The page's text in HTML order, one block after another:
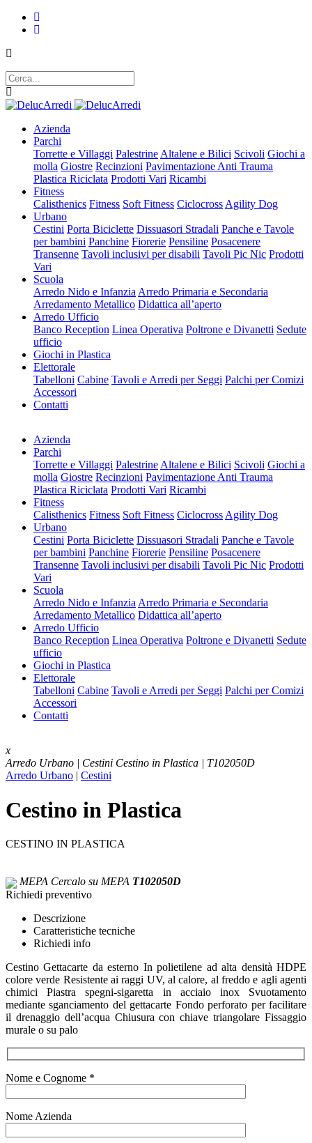
Azienda
Parchi
Torrette e Villaggi Palestrine Altalene e Bilici Scivoli Giochi a
molla Giostre Recinzioni Pavimentazione Anti Trauma
Plastica Riciclata Prodotti Vari Ricambi
Fitness
Calisthenics Fitness Soft Fitness Ciclocross Agility Dog
Urbano
Cestini Porta Biciclette Dissuasori Stradali Panche e Tavole
per bambini Panchine Fiorerie Pensiline Posacenere
Transenne Tavoli inclusivi per disabili Tavoli Pic Nic Prodotti
Vari
Scuola
Arredo Nido e Infanzia Arredo Primaria e Secondaria
Arredamento Metallico Didattica all’aperto
Arredo Ufficio
Banco Reception Linea Operativa Poltrone e Divanetti Sedute
ufficio
Giochi in Plastica
Elettorale
Tabelloni Cabine Tavoli e Arredi per Seggi Palchi per Comizi
Accessori
Contatti
Azienda
Parchi
Torrette e Villaggi Palestrine Altalene e Bilici Scivoli Giochi a
molla Giostre Recinzioni Pavimentazione Anti Trauma
Plastica Riciclata Prodotti Vari Ricambi
Fitness
Calisthenics Fitness Soft Fitness Ciclocross Agility Dog
Urbano
Cestini Porta Biciclette Dissuasori Stradali Panche e Tavole
per bambini Panchine Fiorerie Pensiline Posacenere
Transenne Tavoli inclusivi per disabili Tavoli Pic Nic Prodotti
Vari
Scuola
Arredo Nido e Infanzia Arredo Primaria e Secondaria
Arredamento Metallico Didattica all’aperto
Arredo Ufficio
Banco Reception Linea Operativa Poltrone e Divanetti Sedute
ufficio
Giochi in Plastica
Elettorale
Tabelloni Cabine Tavoli e Arredi per Seggi Palchi per Comizi
Accessori
Contatti
x
Arredo Urbano | Cestini Cestino in Plastica | T102050D
Arredo Urbano | Cestini
Cestino in Plastica
CESTINO IN PLASTICA
MEPA Cercalo su MEPA T102050D
Richiedi preventivo
Descrizione
Caratteristiche tecniche
Richiedi info
Cestino Gettacarte da esterno In polietilene ad alta densità HDPE
colore verde Resistente ai raggi UV, al calore, al freddo e agli agenti
chimici Piastra spegni-sigaretta in acciaio inox Svuotamento
mediante sganciamento del gettacarte Fondo perforato per facilitare
il drenaggio dell’acqua Chiusura con chiave triangolare Fissaggio
murale o su palo
Nome e Cognome *
Nome Azienda